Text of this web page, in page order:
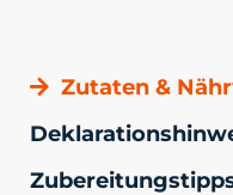
Zutaten &